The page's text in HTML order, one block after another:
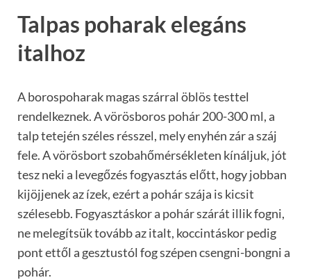
Talpas poharak elegáns
italhoz
A borospoharak magas szárral öblös testtel
rendelkeznek. A vörösboros pohár 200-300 ml, a
talp tetején széles résszel, mely enyhén zár a száj
fele. A vörösbort szobahőmérsékleten kínáljuk, jót
tesz neki a levegőzés fogyasztás előtt, hogy jobban
kijöjjenek az ízek, ezért a pohár szája is kicsit
szélesebb. Fogyasztáskor a pohár szárát illik fogni,
ne melegítsük tovább az italt, koccintáskor pedig
pont ettől a gesztustól fog szépen csengni-bongni a
pohár.